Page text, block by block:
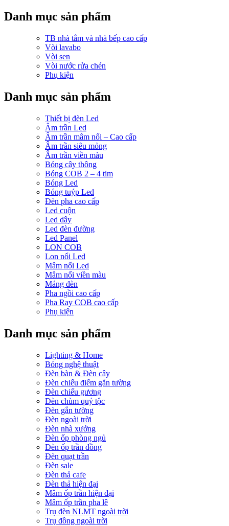
Danh mục sản phẩm
TB nhà tắm và nhà bếp cao cấp
Vòi lavabo
Vòi sen
Vòi nước rửa chén
Phụ kiện
Danh mục sản phẩm
Thiết bị đèn Led
Âm trần Led
Âm trần mâm nổi – Cao cấp
Âm trần siêu mỏng
Âm trần viền màu
Bóng cây thông
Bóng COB 2 – 4 tim
Bóng Led
Bóng tuýp Led
Đèn pha cao cấp
Led cuộn
Led dây
Led đèn đường
Led Panel
LON COB
Lon nổi Led
Mâm nổi Led
Mâm nổi viền màu
Máng đèn
Pha ngồi cao cấp
Pha Ray COB cao cấp
Phụ kiện
Danh mục sản phẩm
Lighting & Home
Bóng nghệ thuật
Đèn bàn & Đèn cây
Đèn chiếu điểm gắn tường
Đèn chiếu gương
Đèn chùm quý tộc
Đèn gắn tường
Đèn ngoài trời
Đèn nhà xưởng
Đèn ốp phòng ngủ
Đèn ốp trần đồng
Đèn quạt trần
Đèn sale
Đèn thả cafe
Đèn thả hiện đại
Mâm ốp trần hiện đại
Mâm ốp trần pha lê
Trụ đèn NLMT ngoài trời
Trụ đồng ngoài trời